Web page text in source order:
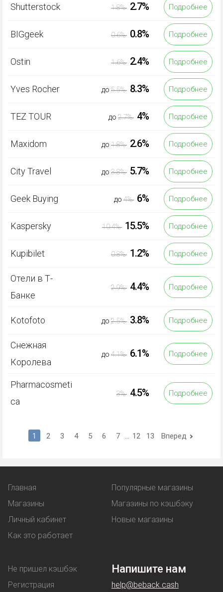
Shutterstock 1.8% 2.7% Подробнее
BIGgeek 0.6% 0.8% Подробнее
Ostin 1.6% 2.4% Подробнее
Yves Rocher до 5.5% 8.3% Подробнее
TEZ TOUR до 2.7% 4% Подробнее
Maxidom до 1.8% 2.6% Подробнее
City Travel до 3.8% 5.7% Подробнее
Geek Buying до 4% 6% Подробнее
Kaspersky 10.4% 15.5% Подробнее
Kupibilet 0.8% 1.2% Подробнее
Отели в Т-
Банке
2.9% 4.4% Подробнее
Kotofoto до 2.5% 3.8% Подробнее
Снежная
Королева
до 4.1% 6.1% Подробнее
Pharmacosmeti
ca
3% 4.5% Подробнее
1 2 3 4 5 6 7 ... 12 13 Вперед
Главная
Магазины
Личный кабинет
Как это работает
Популярные магазины
Магазины по кэшбэку
Новые магазины
Не пришел кэшбэк
Регистрация
Напишите нам
help@beback.cash